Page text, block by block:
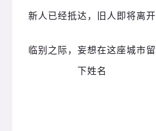
新人已经抵达，旧人即将离开
临别之际，妄想在这座城市留
下姓名